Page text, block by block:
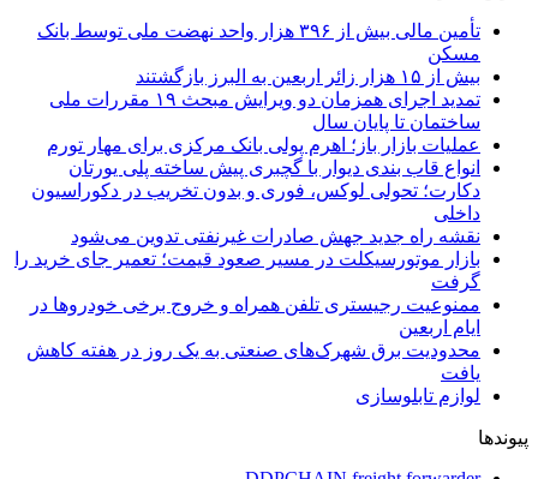
تأمین مالی بیش از ۳۹۶ هزار واحد نهضت ملی توسط بانک
مسکن
بیش از ۱۵ هزار زائر اربعین به البرز بازگشتند
تمدید اجرای همزمان دو ویرایش مبحث ۱۹ مقررات ملی
ساختمان تا پایان سال
عملیات بازار باز؛ اهرم پولی بانک مرکزی برای مهار تورم
انواع قاب بندی دیوار با گچبری پیش ساخته پلی یورتان
دکارت؛ تحولی لوکس، فوری و بدون تخریب در دکوراسیون
داخلی
نقشه راه جدید جهش صادرات غیرنفتی تدوین می‌شود
بازار موتورسیکلت در مسیر صعود قیمت؛ تعمیر جای خرید را
گرفت
ممنوعیت رجیستری تلفن همراه و خروج برخی خودروها در
ایام اربعین
محدودیت برق شهرک‌های صنعتی به یک روز در هفته کاهش
یافت
لوازم تابلوسازی
پیوندها